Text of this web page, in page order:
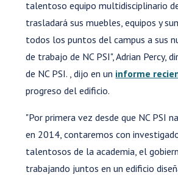
talentoso equipo multidisciplinario
trasladará sus muebles, equipos y
todos los puntos del campus a sus
de trabajo de NC PSI", Adrian Percy,
de NC PSI. , dijo en un informe
progreso del edificio.
"Por primera vez desde que NC PSI
en 2014, contaremos con
talentosos de la academia, el
trabajando juntos en un edificio